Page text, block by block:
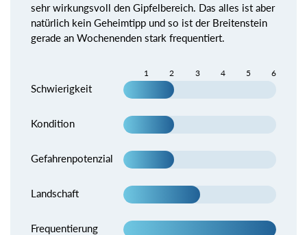
sehr wirkungsvoll den Gipfelbereich. Das alles ist aber
natürlich kein Geheimtipp und so ist der Breitenstein
gerade an Wochenenden stark frequentiert.
1 2 3 4 5 6
Schwierigkeit
Kondition
Gefahrenpotenzial
Landschaft
Frequentierung